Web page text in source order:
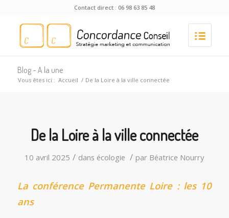
Contact direct : 06 98 63 85 48
Blog - A la une
Vous êtes ici : Accueil / De la Loire à la ville connectée
De la Loire à la ville connectée
10 avril 2025 / dans écologie / par Béatrice Nourry
La conférence Permanente Loire : les 10
ans